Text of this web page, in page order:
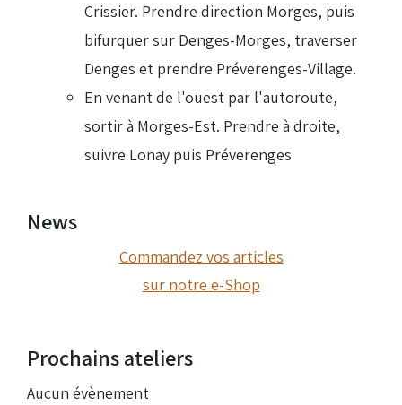
News
Commandez vos articles
sur notre e-Shop
Prochains ateliers
Aucun évènement
Crissier. Prendre direction Morges, puis
bifurquer sur Denges-Morges, traverser
Denges et prendre Préverenges-Village.
En venant de l'ouest par l'autoroute,
sortir à Morges-Est. Prendre à droite,
suivre Lonay puis Préverenges